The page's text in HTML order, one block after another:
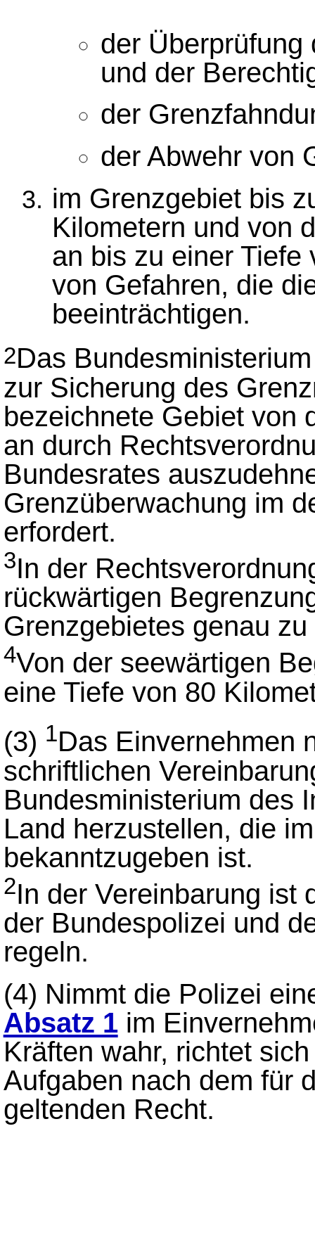
der Überprüfung
und der
der
der Abwehr von
im Grenzgebiet bis
Kilometern und von
an bis zu einer Tiefe
von Gefahren, die
beeinträchtigen.
2Das
zur Sicherung des
bezeichnete Gebiet von
an durch
Bundesrates
Grenzüberwachung im
erfordert.
3In der
rückwärtigen
Grenzgebietes genau
4Von der seewärtigen
eine Tiefe von 80
(3) 1Das Einvernehmen
schriftlichen
Bundesministerium des
Land herzustellen, die
bekanntzugeben ist.
2In der Vereinbarung ist
der Bundespolizei und
regeln.
(4) Nimmt die Polizei
Absatz 1im
Kräften wahr, richtet
Aufgaben nach dem für
geltenden Recht.